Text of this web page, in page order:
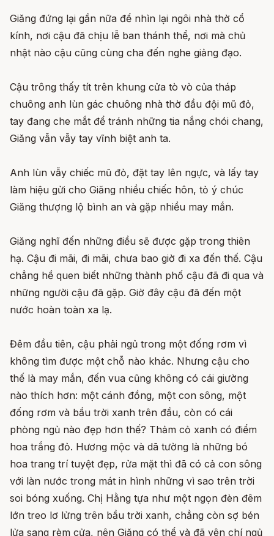
Giăng đứng lại gần nữa để nhìn lại ngôi nhà thờ cổ
kính, nơi cậu đã chịu lễ ban thánh thể, nơi mà chủ
nhật nào cậu cũng cùng cha đến nghe giảng đạo.
Cậu trông thấy tít trên khung cửa tò vò của tháp
chuông anh lùn gác chuông nhà thờ đầu đội mũ đỏ,
tay đang che mắt để tránh những tia nắng chói chang,
Giăng vẫn vẫy tay vĩnh biệt anh ta.
Anh lùn vẫy chiếc mũ đỏ, đặt tay lên ngực, và lấy tay
làm hiệu gửi cho Giăng nhiều chiếc hôn, tỏ ý chúc
Giăng thượng lộ bình an và gặp nhiều may mắn.
Giăng nghĩ đến những điều sẽ được gặp trong thiên
hạ. Cậu đi mãi, đi mãi, chưa bao giờ đi xa đến thế. Cậu
chẳng hề quen biết những thành phố cậu đã đi qua và
những người cậu đã gặp. Giờ đây cậu đã đến một
nước hoàn toàn xa lạ.
Đêm đầu tiên, cậu phải ngủ trong một đống rơm vì
không tìm được một chỗ nào khác. Nhưng cậu cho
thế là may mắn, đến vua cũng không có cái giường
nào thích hơn: một cánh đồng, một con sông, một
đống rơm và bầu trời xanh trên đầu, còn có cái
phòng ngủ nào đẹp hơn thế? Thảm cỏ xanh có điểm
hoa trắng đỏ. Hương mộc và dã tường là những bó
hoa trang trí tuyệt đẹp, rửa mặt thì đã có cả con sông
với làn nước trong mát in hình những vì sao trên trời
soi bóng xuống. Chị Hằng tựa như một ngọn đèn đêm
lớn treo lơ lửng trên bầu trời xanh, chẳng còn sợ bén
lửa sang rèm cửa, nên Giăng có thể và đã yên chí ngủ